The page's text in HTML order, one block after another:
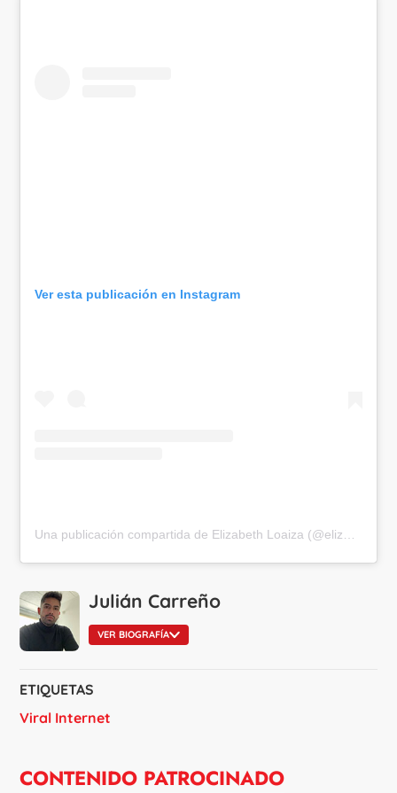
Ver esta publicación en Instagram
Julián Carreño
VER BIOGRAFÍA
ETIQUETAS
Viral Internet
CONTENIDO PATROCINADO